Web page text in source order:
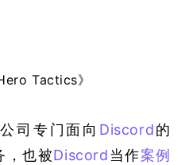
Tactics》
司专门面向 Discord的
，也被Discord当作案例